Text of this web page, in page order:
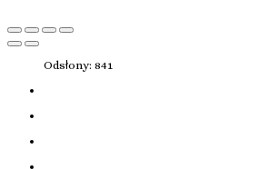
Odsłony: 841